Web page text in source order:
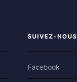
SUIVEZ-NOUS
Facebook